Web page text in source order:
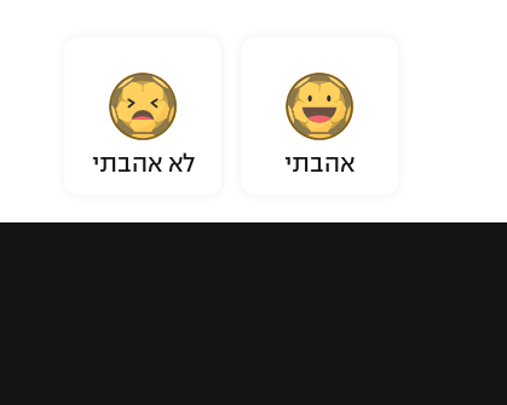
אהבתי לא אהבתי